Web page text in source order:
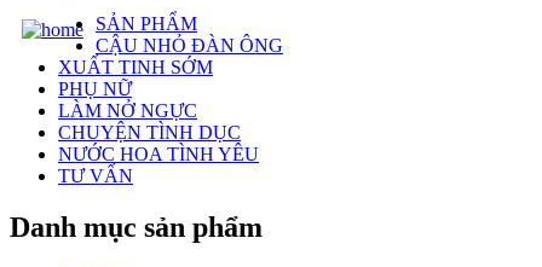
SẢN PHẨM
CẬU NHỎ ĐÀN ÔNG
XUẤT TINH SỚM
PHỤ NỮ
LÀM NỞ NGỰC
CHUYỆN TÌNH DỤC
NƯỚC HOA TÌNH YÊU
TƯ VẤN
Danh mục sản phẩm